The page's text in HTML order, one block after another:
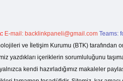
E-mail: backlinkpaneli@gmail.com Teams:
ve İletişim Kurumu (BTK)
yazdıkları içeriklerin sorumluluğunu
kendi hazırladığımız makaleler